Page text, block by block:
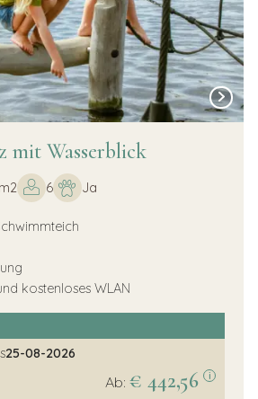
mit Wasserblick
6 Ja
kostenloses WLAN
25-08-2026
Ab: € 442,56 i